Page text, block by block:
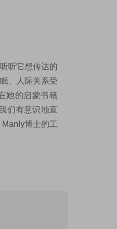
听它想传达的
、人际关系受
她的启蒙书籍
们有意识地直
Manly博士的工